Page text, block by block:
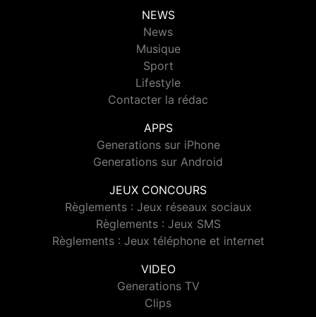
NEWS
News
Musique
Sport
Lifestyle
Contacter la rédac
APPS
Generations sur iPhone
Generations sur Android
JEUX CONCOURS
Règlements : Jeux réseaux sociaux
Règlements : Jeux SMS
Règlements : Jeux téléphone et internet
VIDEO
Generations TV
Clips